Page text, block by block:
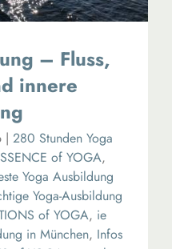
– Fluss,
innere
| 280 Stunden Yoga
of YOGA,
Yoga Ausbildung
Yoga-Ausbildung
of YOGA, ie
in München, Infos